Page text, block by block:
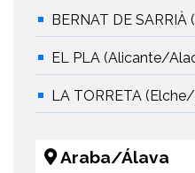
BERNAT DE SARRIÀ
EL PLA (Alicante/
LA TORRETA
Araba/Álava